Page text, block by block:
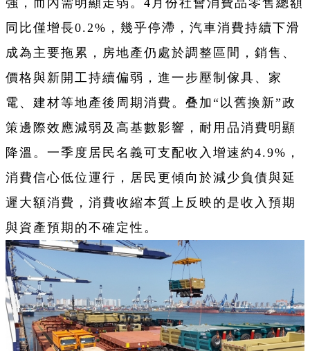
強，而內需明顯走弱。4月份社會消費品零售總額
同比僅增長0.2%，幾乎停滯，汽車消費持續下滑
成為主要拖累，房地產仍處於調整區間，銷售、
價格與新開工持續偏弱，進一步壓制傢具、家
電、建材等地產後周期消費。叠加“以舊換新”政
策邊際效應減弱及高基數影響，耐用品消費明顯
降溫。一季度居民名義可支配收入增速約4.9%，
消費信心低位運行，居民更傾向於減少負債與延
遲大額消費，消費收縮本質上反映的是收入預期
與資產預期的不確定性。